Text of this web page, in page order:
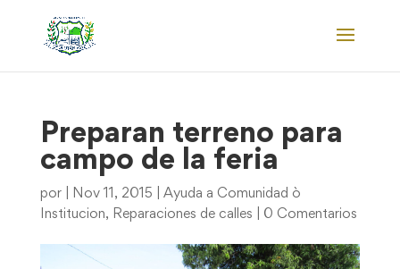
Preparan terreno para
campo de la feria
por Nov 11, 2015
Ayuda a Comunidad ò
Institucion, Reparaciones de calles 0 Comentarios